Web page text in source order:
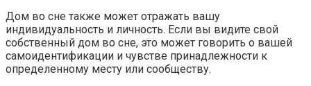
Дом во сне также может отражать вашу
индивидуальность и личность. Если вы видите свой
собственный дом во сне, это может говорить о вашей
самоидентификации и чувстве принадлежности к
определенному месту или сообществу.